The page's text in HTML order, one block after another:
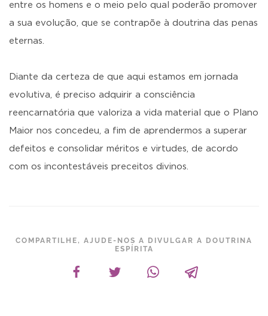
entre os homens e o meio pelo qual poderão promover
a sua evolução, que se contrapõe à doutrina das penas
eternas.
Diante da certeza de que aqui estamos em jornada
evolutiva, é preciso adquirir a consciência
reencarnatória que valoriza a vida material que o Plano
Maior nos concedeu, a fim de aprendermos a superar
defeitos e consolidar méritos e virtudes, de acordo
com os incontestáveis preceitos divinos.
COMPARTILHE, AJUDE-NOS A DIVULGAR A DOUTRINA
ESPÍRITA